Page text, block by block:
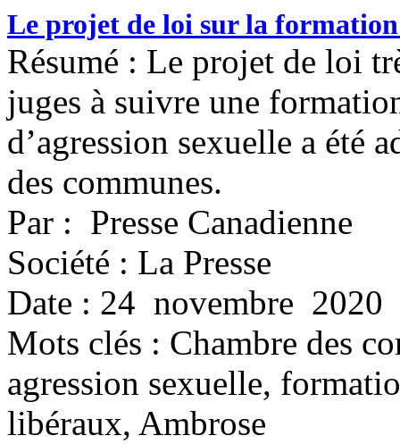
Le projet de loi sur la
Résumé : Le projet de loi
juges à suivre une
d’agression sexuelle a été
des communes.
Par : Presse Canadienne
Société : La Presse
Date : 24 novembre 2020
Mots clés : Chambre des
agression sexuelle,
libéraux, Ambrose